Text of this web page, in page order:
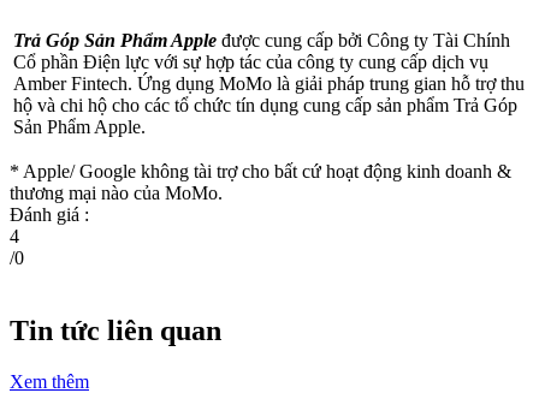
Trả Góp Sản Phẩm Apple được cung cấp bởi Công ty Tài Chính
Cổ phần Điện lực với sự hợp tác của công ty cung cấp dịch vụ
Amber Fintech. Ứng dụng MoMo là giải pháp trung gian hỗ trợ thu
hộ và chi hộ cho các tổ chức tín dụng cung cấp sản phẩm Trả Góp
Sản Phẩm Apple.
* Apple/ Google không tài trợ cho bất cứ hoạt động kinh doanh &
thương mại nào của MoMo.
Đánh giá :
4
/0
Tin tức liên quan
Xem thêm